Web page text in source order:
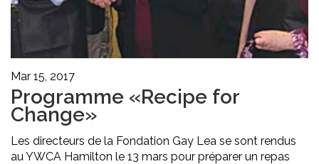
Mar 15, 2017
Programme «Recipe for
Change»
Les directeurs de la Fondation Gay Lea se sont rendus
au YWCA Hamilton le 13 mars pour préparer un repas